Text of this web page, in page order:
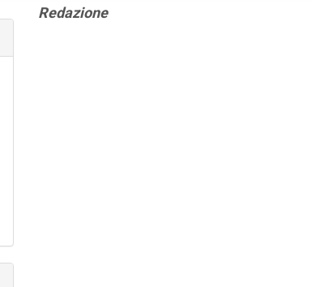
Contenuto
Redazione